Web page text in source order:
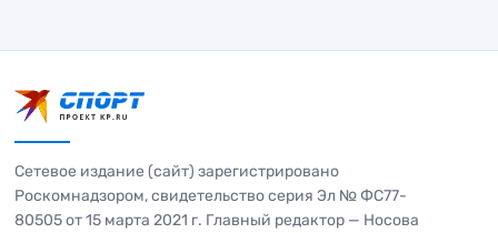
Сетевое издание (сайт) зарегистрировано
Роскомнадзором, свидетельство серия Эл № ФС77-
80505 от 15 марта 2021 г. Главный редактор — Носова